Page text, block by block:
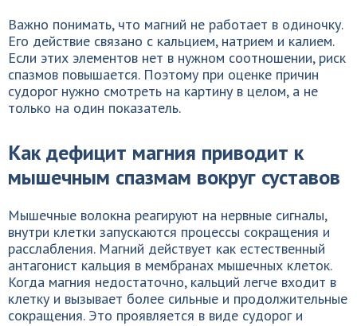
Важно понимать, что магний не работает в одиночку.
Его действие связано с кальцием, натрием и калием.
Если этих элементов нет в нужном соотношении, риск
спазмов повышается. Поэтому при оценке причин
судорог нужно смотреть на картину в целом, а не
только на один показатель.
Как дефицит магния приводит к
мышечным спазмам вокруг суставов
Мышечные волокна реагируют на нервные сигналы,
внутри клетки запускаются процессы сокращения и
расслабления. Магний действует как естественный
антагонист кальция в мембранах мышечных клеток.
Когда магния недостаточно, кальций легче входит в
клетку и вызывает более сильные и продолжительные
сокращения. Это проявляется в виде судорог и